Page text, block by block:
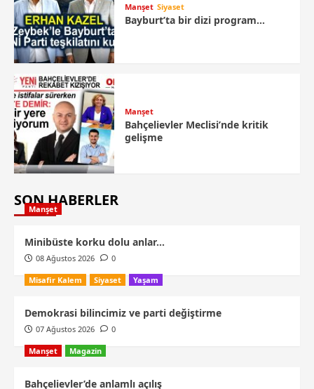
Manşet Siyaset
Bayburt’ta bir dizi program…
Manşet
Bahçelievler Meclisi’nde kritik
gelişme
SON HABERLER
Manşet
Minibüste korku dolu anlar…
08 Ağustos 2026 0
Misafir Kalem Siyaset Yaşam
Demokrasi bilincimiz ve parti değiştirme
07 Ağustos 2026 0
Manşet Magazin
Bahçelievler’de anlamlı açılış